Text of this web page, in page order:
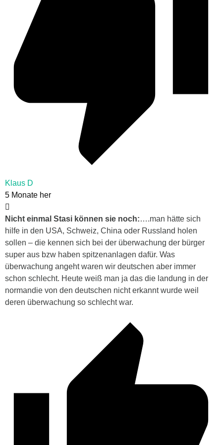
Klaus D
5 Monate her
Nicht einmal Stasi können sie noch:….man hätte sich
hilfe in den USA, Schweiz, China oder Russland holen
sollen – die kennen sich bei der überwachung der bürger
super aus bzw haben spitzenanlagen dafür. Was
überwachung angeht waren wir deutschen aber immer
schon schlecht. Heute weiß man ja das die landung in der
normandie von den deutschen nicht erkannt wurde weil
deren überwachung so schlecht war.